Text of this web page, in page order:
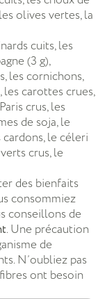
olives vertes, la
cuits, les
(3 g),
les cornichons,
carottes crues,
crus, les
de soja, le
le céleri
crus, le
des bienfaits
consommiez
conseillons de
. Une précaution
de
N’oubliez pas
ont besoin